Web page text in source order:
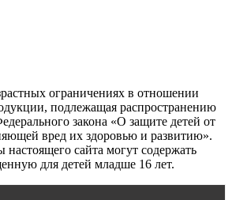
ограничениях в отношении
подлежащая распространению
закона «О защите детей от
вред их здоровью и развитию».
сайта могут содержать
для детей младше 16 лет.